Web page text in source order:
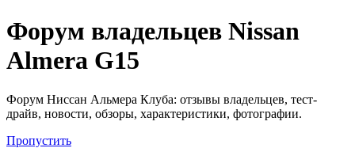
Форум владельцев Nissan
Almera G15
Форум Ниссан Альмера Клуба: отзывы владельцев, тест-
драйв, новости, обзоры, характеристики, фотографии.
Пропустить